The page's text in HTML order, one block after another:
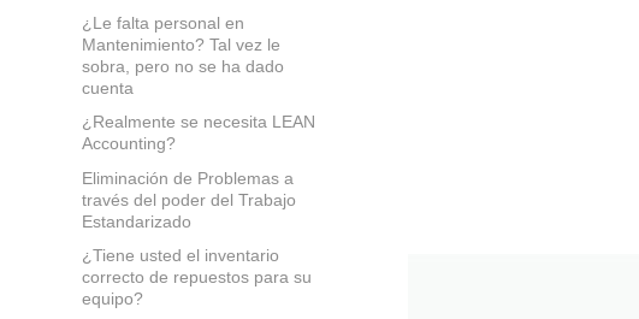
¿Le falta personal en
Mantenimiento? Tal vez le
sobra, pero no se ha dado
cuenta
¿Realmente se necesita LEAN
Accounting?
Eliminación de Problemas a
través del poder del Trabajo
Estandarizado
¿Tiene usted el inventario
correcto de repuestos para su
equipo?